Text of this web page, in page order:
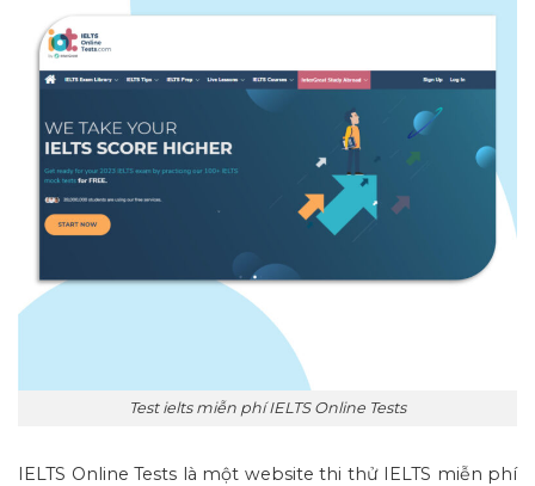
Test ielts miễn phí IELTS Online Tests
IELTS Online Tests là một website thi thử IELTS miễn phí